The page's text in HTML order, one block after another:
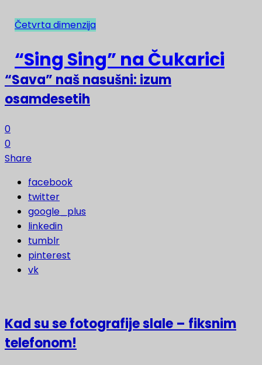
NAJNOVIJE
“Sava” naš nasušni: izum
osamdesetih
0
0
Share
facebook
twitter
google_plus
linkedin
tumblr
pinterest
vk
Kad su se fotografije slale – fiksnim
telefonom!
Četvrta dimenzija
“Sing Sing” na Čukarici